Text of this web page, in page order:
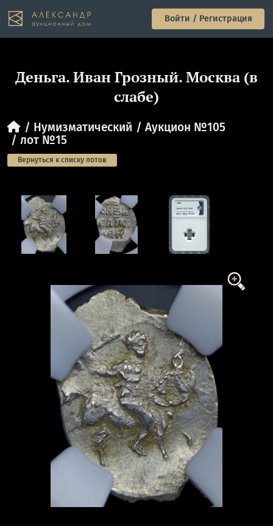
Войти / Регистрация
Деньга. Иван Грозный. Москва (в
слабе)
Нумизматический
Аукцион №105
лот №15
Вернуться к списку лотов